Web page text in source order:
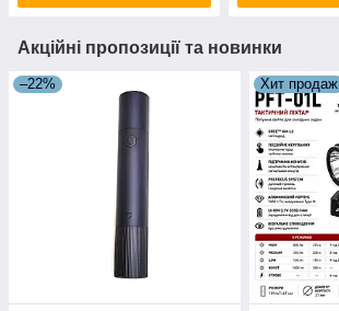
Акційні пропозиції та новинки
–22% Хит продаж